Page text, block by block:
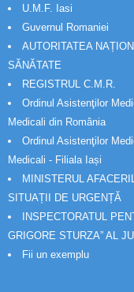
U.M.F. Iasi
Guvernul Romaniei
AUTORITATEA
SĂNĂTATE
REGISTRUL C.M.R.
Ordinul Asistenţilor
Medicali din România
Ordinul Asistenţilor
Medicali - Filiala Iași
MINISTERUL
SITUAȚII DE URGENȚĂ
INSPECTORATUL
GRIGORE STURZA” AL
Fii un exemplu